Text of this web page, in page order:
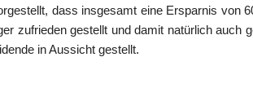
dass insgesamt eine Ersparnis von
zufrieden gestellt und damit natürlich auch
in Aussicht gestellt.